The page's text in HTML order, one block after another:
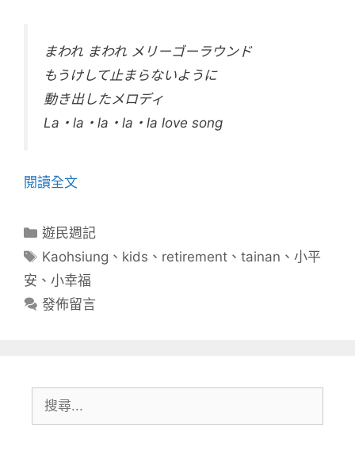
まわれ まわれ メリーゴーラウンド
もうけして止まらないように
動き出したメロディ
La・la・la・la・la love song
閱讀全文
分
類
遊民週記
標
籤
Kaohsiung 、 kids 、 retirement 、tainan 、小平
安 、 小幸福
發佈留言
尋: